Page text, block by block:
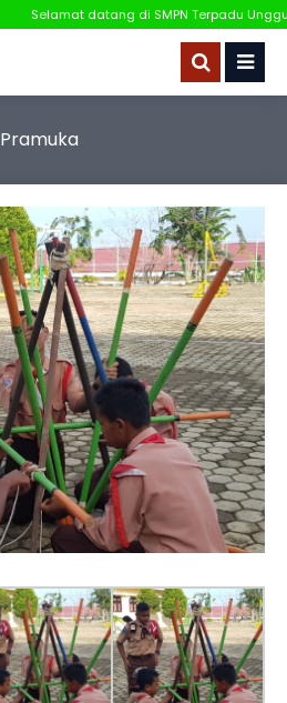
Selamat datang di SMPN Terpadu
Pramuka